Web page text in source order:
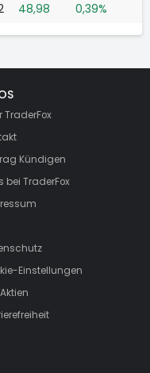
48,98 0,39%
TraderFox
Kündigen
bei TraderFox
Einstellungen